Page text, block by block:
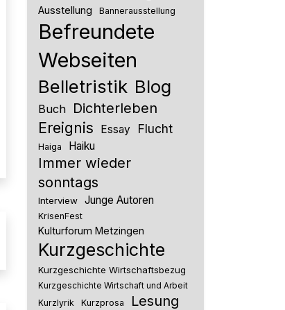
Ausstellung Bannerausstellung
Befreundete
Webseiten
Belletristik Blog
Buch Dichterleben
Ereignis Essay Flucht
Haiga Haiku
Immer wieder
sonntags
Interview Junge Autoren
KrisenFest
Kulturforum Metzingen
Kurzgeschichte
Kurzgeschichte Wirtschaftsbezug
Kurzgeschichte Wirtschaft und Arbeit
Kurzlyrik Kurzprosa Lesung